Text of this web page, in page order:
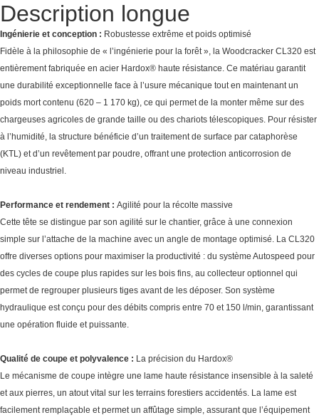
Description longue
Ingénierie et conception : Robustesse extrême et poids optimisé
Fidèle à la philosophie de « l’ingénierie pour la forêt », la Woodcracker CL320 est
entièrement fabriquée en acier Hardox® haute résistance. Ce matériau garantit
une durabilité exceptionnelle face à l’usure mécanique tout en maintenant un
poids mort contenu (620 – 1 170 kg), ce qui permet de la monter même sur des
chargeuses agricoles de grande taille ou des chariots télescopiques. Pour résister
à l’humidité, la structure bénéficie d’un traitement de surface par cataphorèse
(KTL) et d’un revêtement par poudre, offrant une protection anticorrosion de
niveau industriel.
Performance et rendement : Agilité pour la récolte massive
Cette tête se distingue par son agilité sur le chantier, grâce à une connexion
simple sur l’attache de la machine avec un angle de montage optimisé. La CL320
offre diverses options pour maximiser la productivité : du système Autospeed pour
des cycles de coupe plus rapides sur les bois fins, au collecteur optionnel qui
permet de regrouper plusieurs tiges avant de les déposer. Son système
hydraulique est conçu pour des débits compris entre 70 et 150 l/min, garantissant
une opération fluide et puissante.
Qualité de coupe et polyvalence : La précision du Hardox®
Le mécanisme de coupe intègre une lame haute résistance insensible à la saleté
et aux pierres, un atout vital sur les terrains forestiers accidentés. La lame est
facilement remplaçable et permet un affûtage simple, assurant que l’équipement